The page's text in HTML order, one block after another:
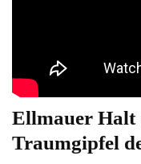
Ellmauer Halt
Traumgipfel